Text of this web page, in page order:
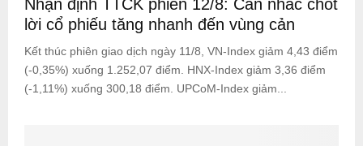
Nhận định TTCK phiên 12/8: Cân nhắc chốt
lời cổ phiếu tăng nhanh đến vùng cản
Kết thúc phiên giao dịch ngày 11/8, VN-Index giảm 4,43 điểm
(-0,35%) xuống 1.252,07 điểm. HNX-Index giảm 3,36 điểm
(-1,11%) xuống 300,18 điểm. UPCoM-Index giảm...